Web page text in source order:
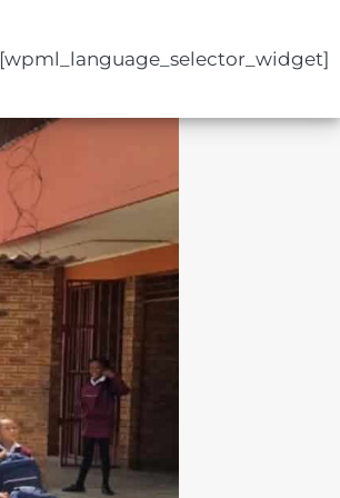
[wpml_language_selector_widget]